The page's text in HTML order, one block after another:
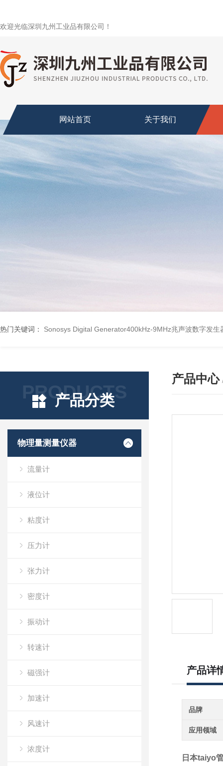
欢迎光临深圳九州工业品有限公司！
网站首页 关于我们
热门关键词： Sonosys Digital Generator400kHz-9MHz兆声波数字发生
PRODUCTS
产品分类
物理量测量仪器
流量计
液位计
粘度计
压力计
张力计
密度计
振动计
转速计
磁强计
加速计
风速计
浓度计
产品中心
产品详
品牌
应用领域
日本taiyo